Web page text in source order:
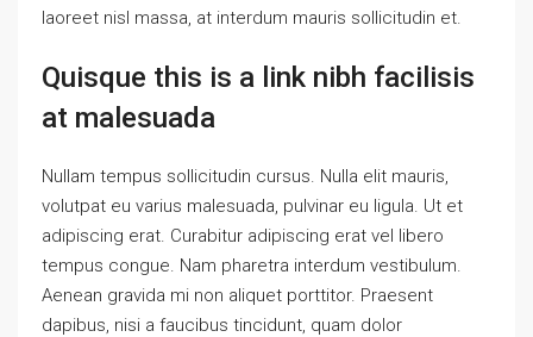
laoreet nisl massa, at interdum mauris sollicitudin et.
Quisque this is a link nibh facilisis
at malesuada
Nullam tempus sollicitudin cursus. Nulla elit mauris,
volutpat eu varius malesuada, pulvinar eu ligula. Ut et
adipiscing erat. Curabitur adipiscing erat vel libero
tempus congue. Nam pharetra interdum vestibulum.
Aenean gravida mi non aliquet porttitor. Praesent
dapibus, nisi a faucibus tincidunt, quam dolor